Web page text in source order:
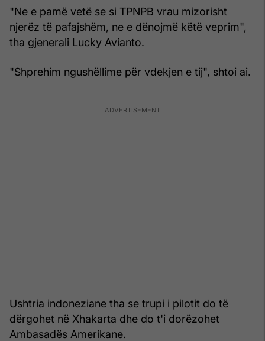
"Ne e pamë vetë se si TPNPB vrau mizorisht
njerëz të pafajshëm, ne e dënojmë këtë veprim",
tha gjenerali Lucky Avianto.
"Shprehim ngushëllime për vdekjen e tij", shtoi ai.
Ushtria indoneziane tha se trupi i pilotit do të
dërgohet në Xhakarta dhe do t'i dorëzohet
Ambasadës Amerikane.